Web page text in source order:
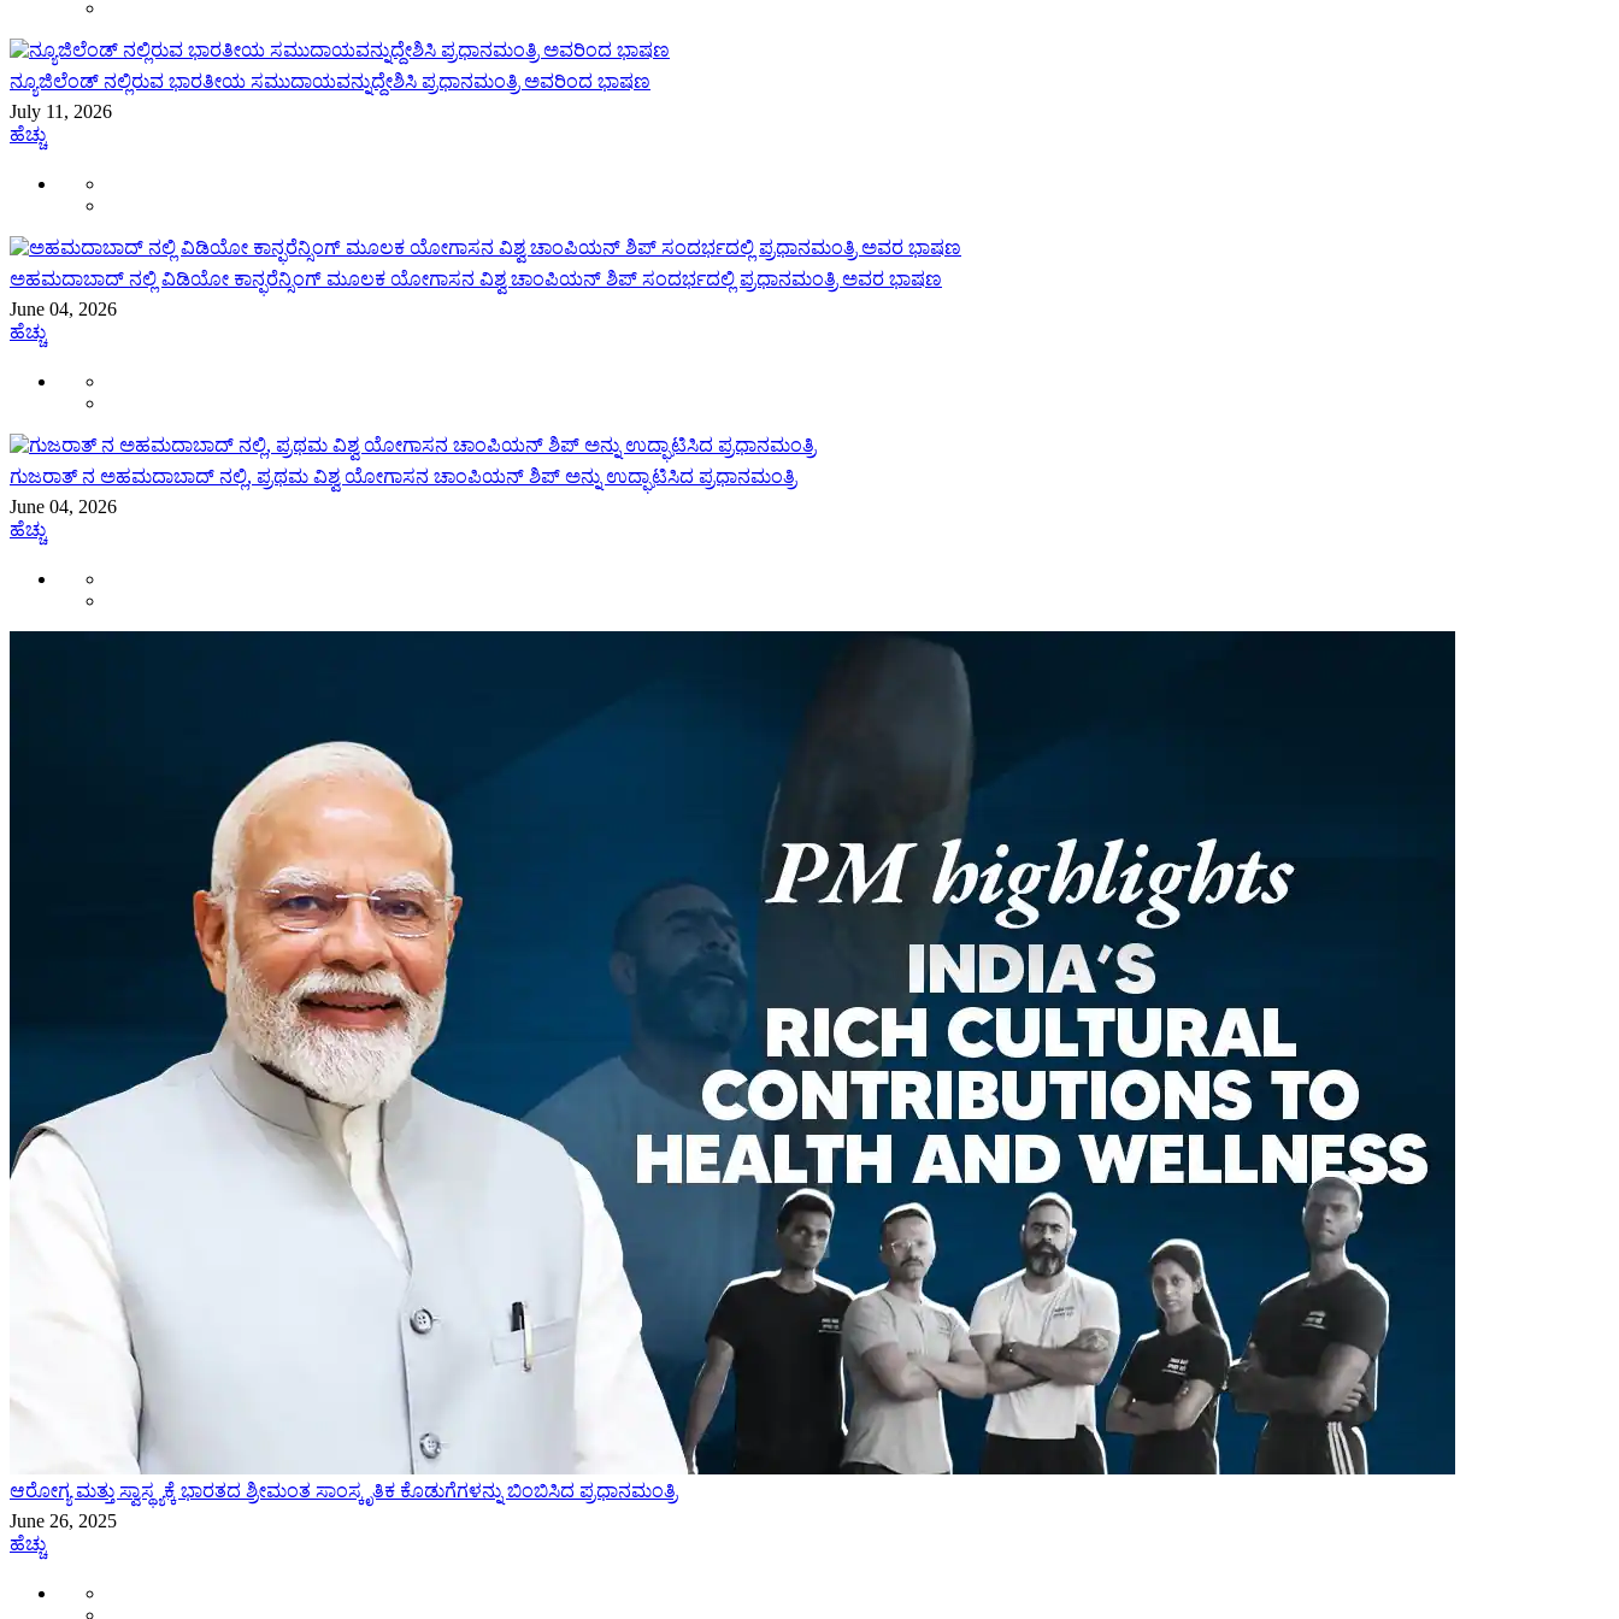
ನ್ಯೂಜಿಲೆಂಡ್ ನಲ್ಲಿರುವ ಭಾರತೀಯ ಸಮುದಾಯವನ್ನುದ್ದೇಶಿಸಿ ಪ್ರಧಾನಮಂತ್ರಿ ಅವರಿಂದ ಭಾಷಣ
July 11, 2026
ಹೆಚ್ಚು
ಅಹಮದಾಬಾದ್ ನಲ್ಲಿ ವಿಡಿಯೋ ಕಾನ್ಫರೆನ್ಸಿಂಗ್ ಮೂಲಕ ಯೋಗಾಸನ ವಿಶ್ವ ಚಾಂಪಿಯನ್ ಶಿಪ್ ಸಂದರ್ಭದಲ್ಲಿ ಪ್ರಧಾನಮಂತ್ರಿ ಅವರ ಭಾಷಣ
June 04, 2026
ಹೆಚ್ಚು
ಗುಜರಾತ್ ನ ಅಹಮದಾಬಾದ್ ನಲ್ಲಿ, ಪ್ರಥಮ ವಿಶ್ವ ಯೋಗಾಸನ ಚಾಂಪಿಯನ್ ಶಿಪ್ ಅನ್ನು ಉದ್ಘಾಟಿಸಿದ ಪ್ರಧಾನಮಂತ್ರಿ
June 04, 2026
ಹೆಚ್ಚು
ಆರೋಗ್ಯ ಮತ್ತು ಸ್ವಾಸ್ಥ್ಯಕ್ಕೆ ಭಾರತದ ಶ್ರೀಮಂತ ಸಾಂಸ್ಕೃತಿಕ ಕೊಡುಗೆಗಳನ್ನು ಬಿಂಬಿಸಿದ ಪ್ರಧಾನಮಂತ್ರಿ
June 26, 2025
ಹೆಚ್ಚು